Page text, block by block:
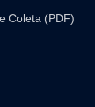
Coleta (PDF)